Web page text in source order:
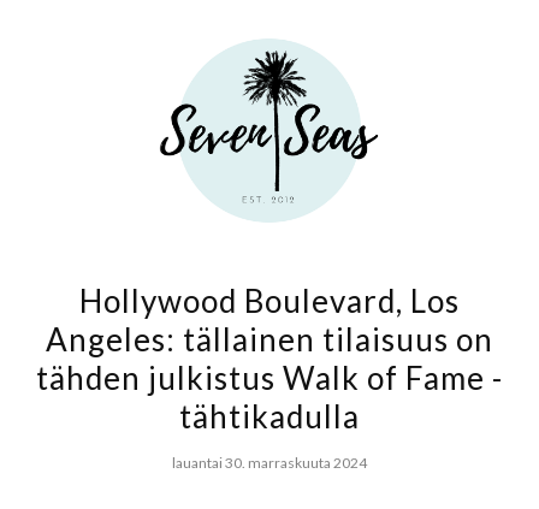
Hollywood Boulevard, Los
Angeles: tällainen tilaisuus on
tähden julkistus Walk of Fame -
tähtikadulla
lauantai 30. marraskuuta 2024